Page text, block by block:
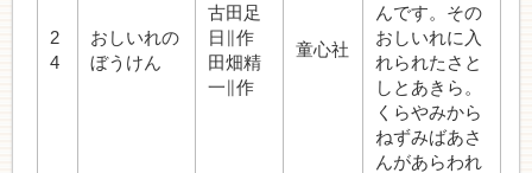
2
4
おしいれの
ぼうけん
古田足
日∥作
田畑精
一∥作
童心社
んです。その
おしいれに入
れられたさと
しとあきら。
くらやみから
ねずみばあさ
んがあらわれ